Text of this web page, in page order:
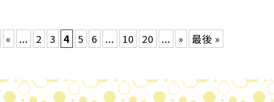
« ... 2 3 4 5 6 ... 10 20 ... » 最後 »